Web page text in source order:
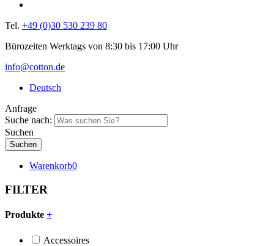
Tel. +49 (0)30 530 239 80
Bürozeiten Werktags von 8:30 bis 17:00 Uhr
info@cotton.de
Deutsch
Anfrage
Suche nach:
Suchen
Warenkorb0
FILTER
Produkte +
Accessoires